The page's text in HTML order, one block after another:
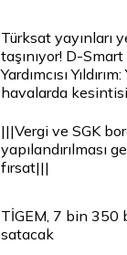
Türksat yayınları
taşınıyor! D-
Yardımcısı
havalarda
|||Vergi ve SGK
yapılandırılması
fırsat|||
TİGEM, 7 bin 350
satacak